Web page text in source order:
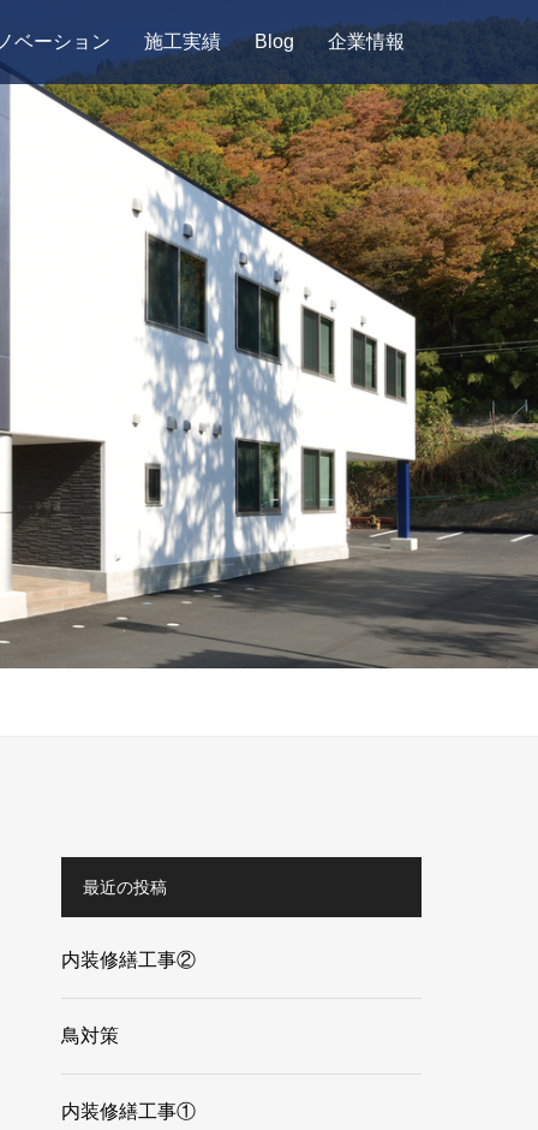
ベーション 施工実績 Blog 企業情報
最近の投稿
内装修繕工事②
鳥対策
内装修繕工事①